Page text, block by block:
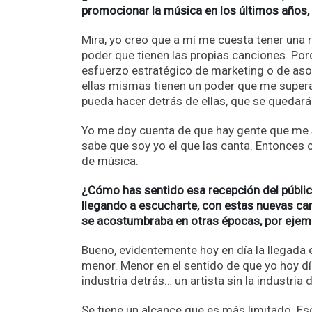
promocionar la música en los últimos
Mira, yo creo que a mí me cuesta tener
poder que tienen las propias canciones.
esfuerzo estratégico de marketing o de
ellas mismas tienen un poder que me
pueda hacer detrás de ellas, que se
Yo me doy cuenta de que hay gente que
sabe que soy yo el que las canta.
de música.
¿Cómo has sentido esa recepción del
llegando a escucharte, con estas nuevas
se acostumbraba en otras épocas, por
Bueno, evidentemente hoy en día la
menor. Menor en el sentido de que yo hoy
industria detrás… un artista sin la industria